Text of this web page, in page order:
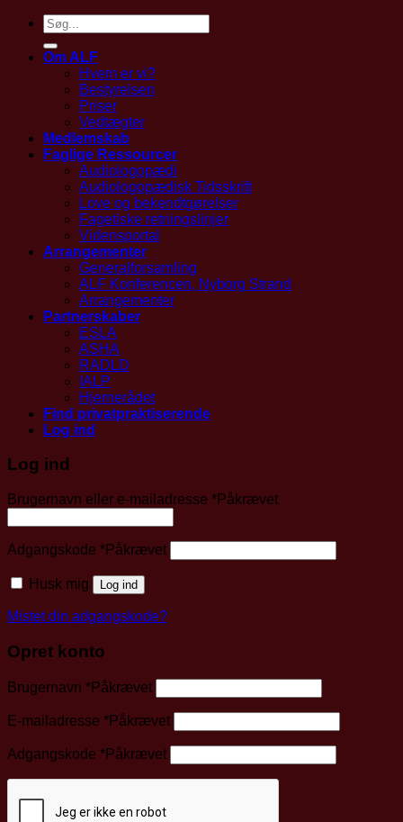
Om ALF
Hvem er vi?
Bestyrelsen
Priser
Vedtægter
Medlemskab
Faglige Ressourcer
Audiologopædi
Audiologopædisk Tidsskrift
Love og bekendtgørelser
Fagetiske retningslinjer
Vidensportal
Arrangementer
Generalforsamling
ALF Konferencen, Nyborg Strand
Arrangementer
Partnerskaber
ESLA
ASHA
RADLD
IALP
Hjernerådet
Find privatpraktiserende
Log ind
Log ind
Brugernavn eller e-mailadresse *Påkrævet
Adgangskode *Påkrævet
Husk mig Log ind
Mistet din adgangskode?
Opret konto
Brugernavn *Påkrævet
E-mailadresse *Påkrævet
Adgangskode *Påkrævet